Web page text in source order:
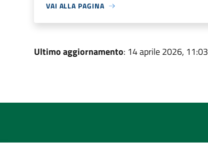
VAI ALLA PAGINA
Ultimo aggiornamento: 14 aprile 2026, 11:03